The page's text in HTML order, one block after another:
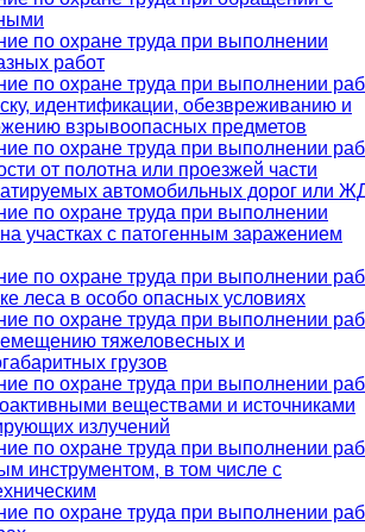
по охране труда при выполнении
работ
по охране труда при выполнении
идентификации, обезвреживанию и
взрывоопасных предметов
по охране труда при выполнении
от полотна или проезжей части
автомобильных дорог или
по охране труда при выполнении
участках с патогенным заражением
по охране труда при выполнении
леса в особо опасных условиях
по охране труда при выполнении
тяжеловесных и
грузов
по охране труда при выполнении
веществами и источниками
излучений
по охране труда при выполнении
инструментом, в том числе с
по охране труда при выполнении